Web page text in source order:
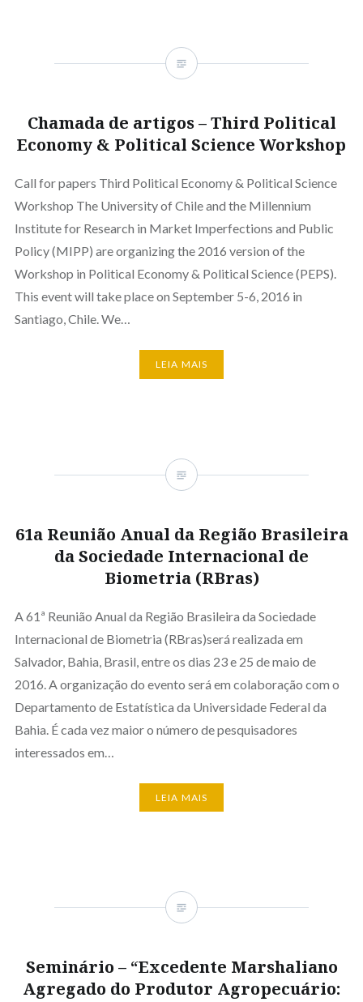
Chamada de artigos – Third Political
Economy & Political Science Workshop
Call for papers Third Political Economy & Political Science
Workshop The University of Chile and the Millennium
Institute for Research in Market Imperfections and Public
Policy (MIPP) are organizing the 2016 version of the
Workshop in Political Economy & Political Science (PEPS).
This event will take place on September 5-6, 2016 in
Santiago, Chile. We…
LEIA MAIS
61a Reunião Anual da Região Brasileira
da Sociedade Internacional de
Biometria (RBras)
A 61ª Reunião Anual da Região Brasileira da Sociedade
Internacional de Biometria (RBras)será realizada em
Salvador, Bahia, Brasil, entre os dias 23 e 25 de maio de
2016. A organização do evento será em colaboração com o
Departamento de Estatística da Universidade Federal da
Bahia. É cada vez maior o número de pesquisadores
interessados em…
LEIA MAIS
Seminário – “Excedente Marshaliano
Agregado do Produtor Agropecuário: